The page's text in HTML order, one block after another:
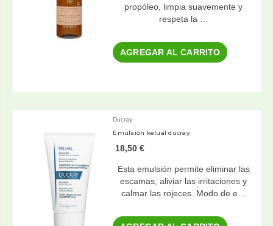
propóleo, limpia suavemente y
respeta la …
AGREGAR AL CARRITO
Ducray
Emulsión kelual ducray
18,50 €
Esta emulsión permite eliminar las
escamas, aliviar las irritaciones y
calmar las rojeces. Modo de e…